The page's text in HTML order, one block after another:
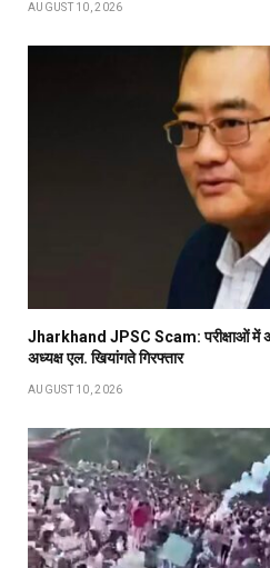
AUGUST 10, 2026
Jharkhand JPSC Scam: परीक्षाओं में
अध्यक्ष एल. खियांगते गिरफ्तार
AUGUST 10, 2026